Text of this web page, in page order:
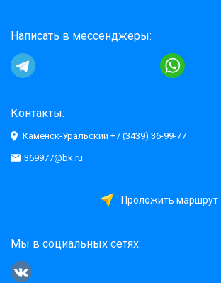
Написать в мессенджеры:
Контакты:
Каменск-Уральский +7 (3439) 36-99-77
369977@bk.ru
Проложить маршрут
Мы в социальных сетях: